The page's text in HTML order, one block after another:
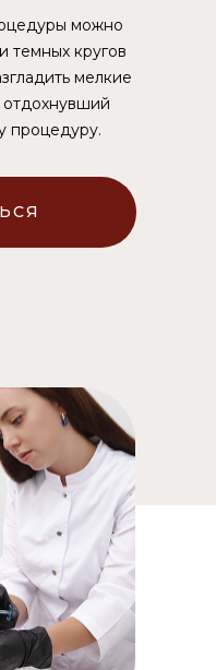
можно
темных кругов
мелкие
процедуру.